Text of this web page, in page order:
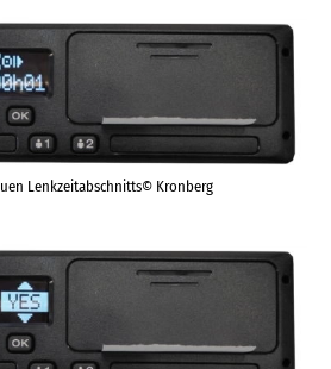
Lenkzeitabschnitts© Kronberg